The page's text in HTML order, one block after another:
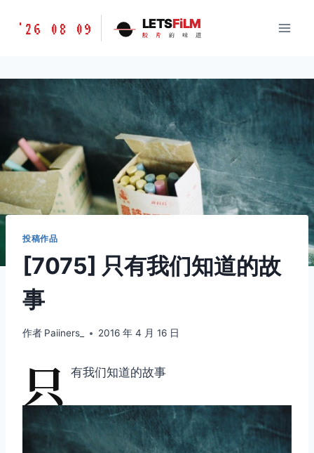
胶
味
道
LETSFILM
'26 08 09 LETSFiLM
胶 片 的 味 道
投稿作品
[7075] 只有我们知道的故
事
作者 Paiiners_ 2016 年 4 月 16 日
只 有我们知道的故事